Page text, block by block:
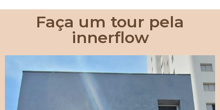
Faça um tour pela
innerflow